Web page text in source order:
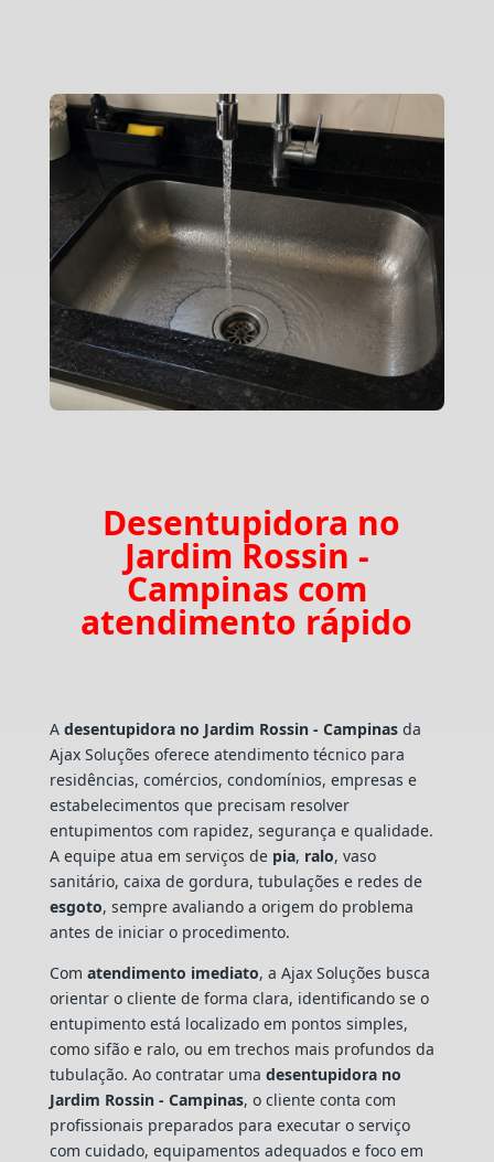
Desentupidora no
Jardim Rossin -
Campinas com
atendimento rápido
A desentupidora no Jardim Rossin - Campinasda
Ajax Soluções oferece atendimento técnico para
residências, comércios, condomínios, empresas e
estabelecimentos que precisam resolver
entupimentos com rapidez, segurança e qualidade.
A equipe atua em serviços de pia, ralo, vaso
sanitário, caixa de gordura, tubulações e redes de
esgoto, sempre avaliando a origem do problema
antes de iniciar o procedimento.
Com atendimento imediato, a Ajax Soluções busca
orientar o cliente de forma clara, identificando se o
entupimento está localizado em pontos simples,
como sifão e ralo, ou em trechos mais profundos da
tubulação. Ao contratar uma desentupidora no
Jardim Rossin - Campinas, o cliente conta com
profissionais preparados para executar o serviço
com cuidado, equipamentos adequados e foco em